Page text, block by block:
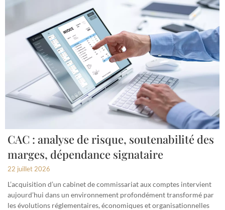
CAC : analyse de risque, soutenabilité des
marges, dépendance signataire
22 juillet 2026
L’acquisition d’un cabinet de commissariat aux comptes intervient
aujourd’hui dans un environnement profondément transformé par
les évolutions réglementaires, économiques et organisationnelles